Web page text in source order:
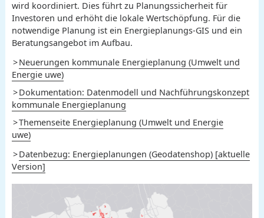
wird koordiniert. Dies führt zu Planungssicherheit für
Investoren und erhöht die lokale Wertschöpfung. Für die
notwendige Planung ist ein Energieplanungs-GIS und ein
Beratungsangebot im Aufbau.
Neuerungen kommunale Energieplanung (Umwelt und
Energie uwe)
Dokumentation: Datenmodell und Nachführungskonzept
kommunale Energieplanung
Themenseite Energieplanung (Umwelt und Energie
uwe)
Datenbezug: Energieplanungen (Geodatenshop) [aktuelle
Version]